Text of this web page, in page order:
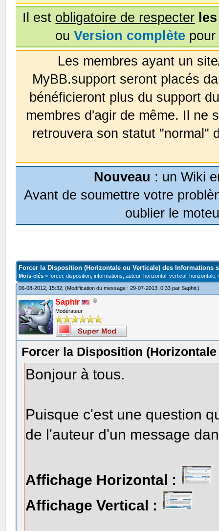
Il est obligatoire de respecter
ouVersion complète
Les membres ayant un
MyBB.support seront placés
bénéficieront plus du support
membres d'agir de même. Il ne
retrouvera son statut "normal"
Nouveau : un Wiki
Avant de soumettre votre
oublier le
Forcer la Disposition (Horizontale ou Verticale) des Informations
Mots-clés »forcer, disposition, informations, auteur, horizontal, vertical,
06-08-2012, 15:32,(Modification du message : 29-07-2013, 0:33 parSaphir.)
Saphir
Modérateur
Forcer la Disposition
Bonjour à tous.
Puisque c'est une question
de l'auteur d'un message
Affichage Horizontal :
Affichage Vertical :